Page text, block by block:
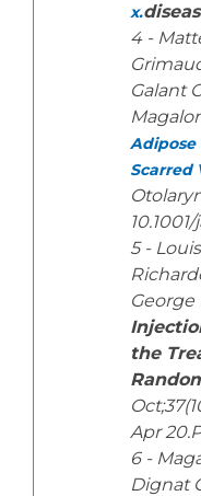
x.
4 -
Galant
Adipose
Scarred
5 -
George
the
Apr
6 -
Dignat